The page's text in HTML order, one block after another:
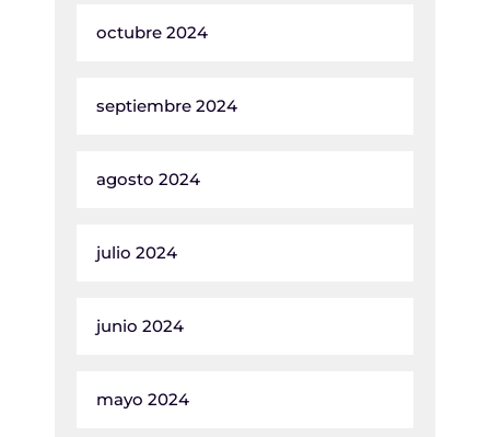
octubre 2024
septiembre 2024
agosto 2024
julio 2024
junio 2024
mayo 2024